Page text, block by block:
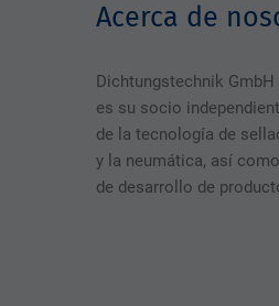
Acerca de
Dichtungstechnik GmbH
es su socio
de la tecnología de
y la neumática, así
de desarrollo de